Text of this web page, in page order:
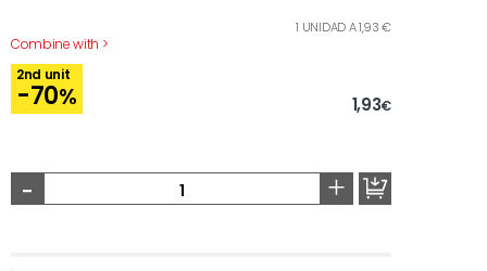
Combine with >
1 UNIDAD A 1,93 €
2nd unit
-70% 1,93€
- +